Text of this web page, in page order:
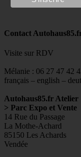
Contact
Visite sur RDV
Mélanie : 06 27 47 42
français – english –
Autohaus85.fr Atelier
> Parc Expo et Vente
14 Rue du Passage
La Mothe-Achard
85150 Les Achards
Vendée